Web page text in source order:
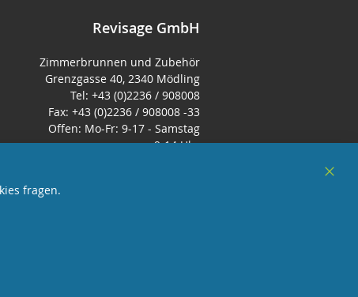
Revisage GmbH
Zimmerbrunnen und Zubehör
Grenzgasse 40, 2340 Mödling
Tel: +43 (0)2236 / 908008
Fax: +43 (0)2236 / 908008 -33
Offen: Mo-Fr: 9-17 - Samstag
9-14 Uhr
fragen.